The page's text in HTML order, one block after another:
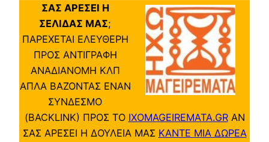
ΣΑΣ ΑΡΕΣΕΙ Η
ΣΕΛΙΔΑΣ ΜΑΣ;
ΠΑΡΕΧΕΤΑΙ ΕΛΕΥΘΕΡΗ
ΠΡΟΣ ΑΝΤΙΓΡΑΦΗ
ΑΝΑΔΙΑΝΟΜΗ ΚΛΠ
ΑΠΛΑ ΒΑΖΟΝΤΑΣ ΕΝΑΝ
ΣΥΝΔΕΣΜΟ
(BACKLINK) ΠΡΟΣ ΤΟ IXOMAGEIREMATA.GRΑΝ
ΣΑΣ ΑΡΕΣΕΙ Η ΔΟΥΛΕΙΑ ΜΑΣ ΚΑΝΤΕ ΜΙΑ ΔΩΡΕΑ